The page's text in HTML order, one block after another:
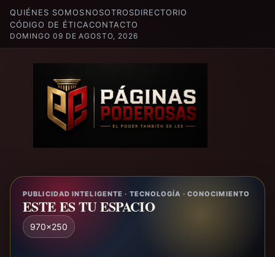
QUIÉNES SOMOSNOSOTROSDIRECTORIO
CÓDIGO DE ÉTICACONTACTO
DOMINGO 09 DE AGOSTO, 2026
PUBLICIDAD INTELIGENTE · TECNOLOGÍA · CONOCIMIENTO
ESTE ES TU ESPACIO
970x250